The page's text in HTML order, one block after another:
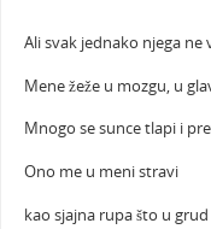
Ali svak jednako njega ne
Mene žeže u mozgu, u
Mnogo se sunce tlapi i
Ono me u meni stravi
kao sjajna rupa što u grud